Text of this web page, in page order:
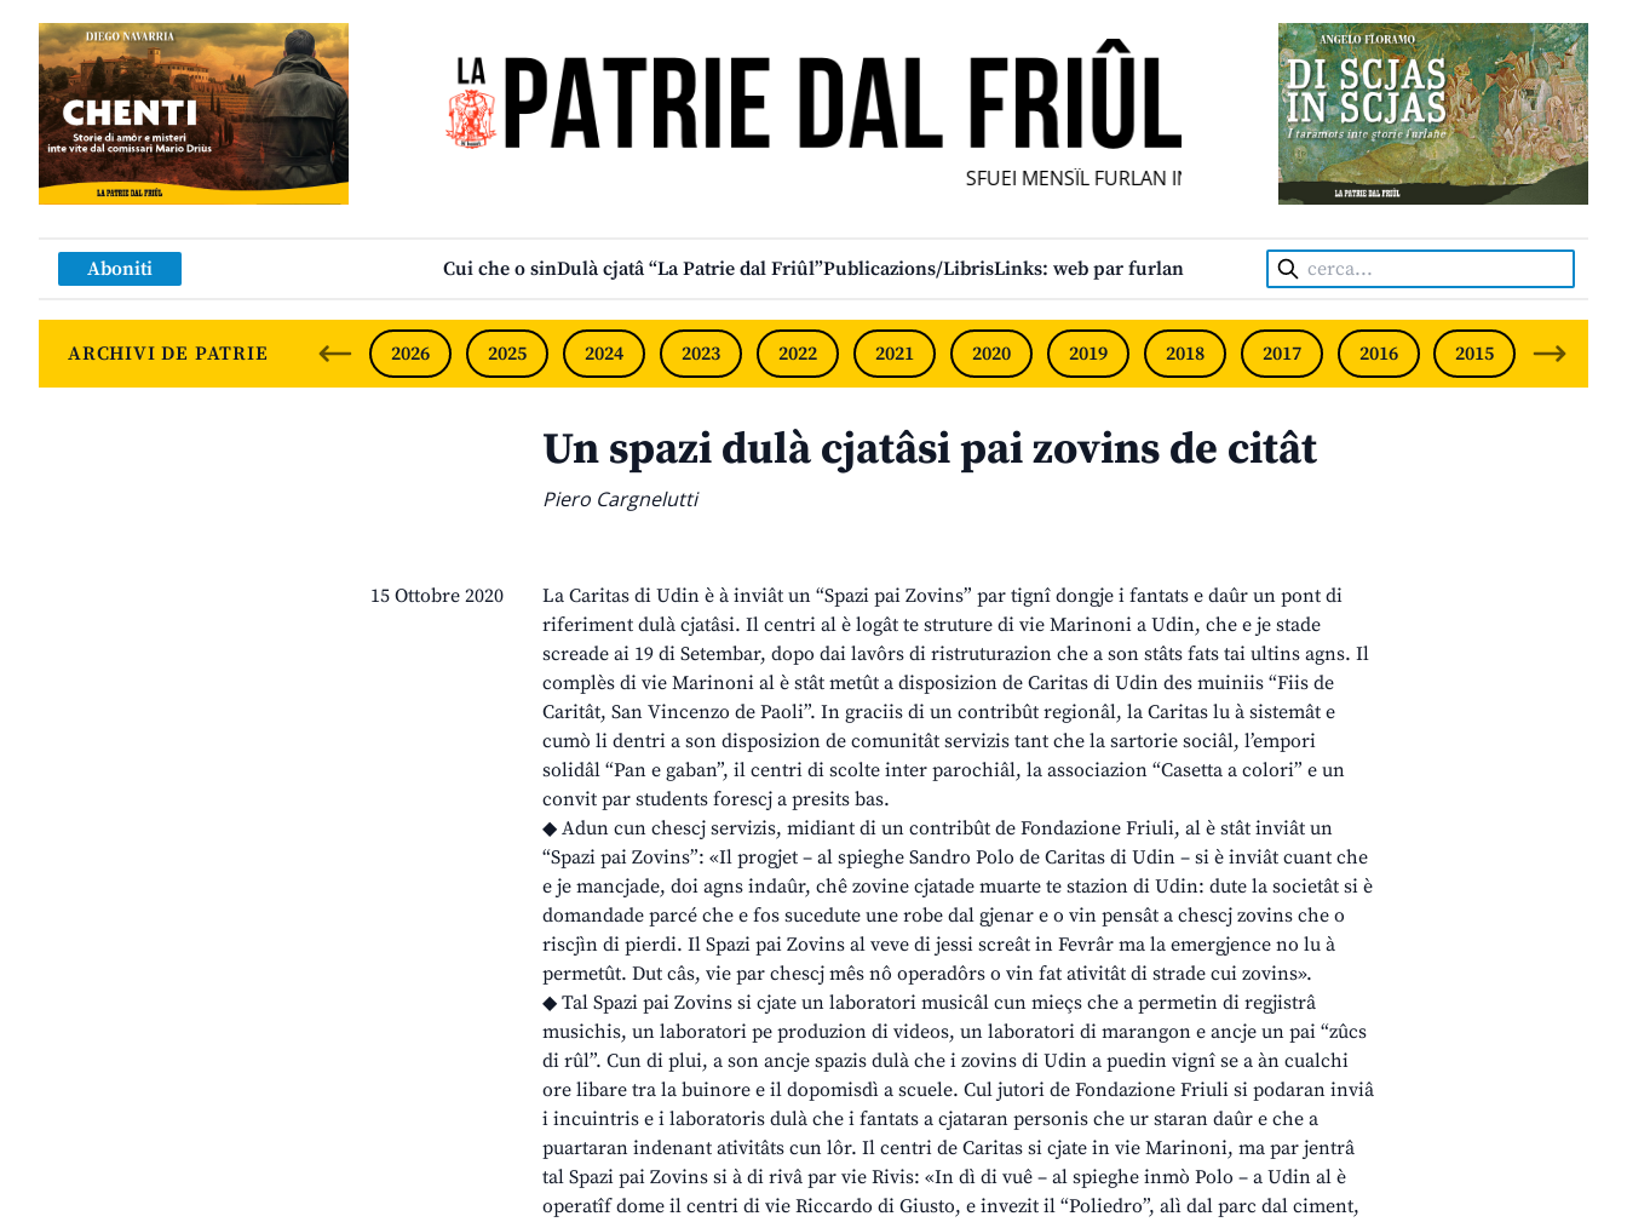
SFUEI MENSÎL FURLAN INDIPENDENT • INDEPENDENT FRIULIAN
Aboniti Cui che o sinDulà cjatâ “La Patrie dal Friûl”Publicazions/LibrisLinks: web par furlan Cerca:
ARCHIVI DE PATRIE 2026 2025 2024 2023 2022 2021 2020 2019 2018 2017 2016 2015 2014
Un spazi dulà cjatâsi pai zovins de citât
Piero Cargnelutti
15 Ottobre 2020
La Caritas di Udin è à inviât un “Spazi pai Zovins” par tignî dongje i fantats e daûr un pont di
riferiment dulà cjatâsi. Il centri al è logât te struture di vie Marinoni a Udin, che e je stade
screade ai 19 di Setembar, dopo dai lavôrs di ristruturazion che a son stâts fats tai ultins agns. Il
complès di vie Marinoni al è stât metût a disposizion de Caritas di Udin des muiniis “Fiis de
Caritât, San Vincenzo de Paoli”. In graciis di un contribût regionâl, la Caritas lu à sistemât e
cumò li dentri a son disposizion de comunitât servizis tant che la sartorie sociâl, l’empori
solidâl “Pan e gaban”, il centri di scolte inter parochiâl, la associazion “Casetta a colori” e un
convit par students forescj a presits bas.
◆ Adun cun chescj servizis, midiant di un contribût de Fondazione Friuli, al è stât inviât un
“Spazi pai Zovins”: «Il progjet – al spieghe Sandro Polo de Caritas di Udin – si è inviât cuant che
e je mancjade, doi agns indaûr, chê zovine cjatade muarte te stazion di Udin: dute la societât si è
domandade parcé che e fos sucedute une robe dal gjenar e o vin pensât a chescj zovins che o
riscjìn di pierdi. Il Spazi pai Zovins al veve di jessi screât in Fevrâr ma la emergjence no lu à
permetût. Dut câs, vie par chescj mês nô operadôrs o vin fat ativitât di strade cui zovins».
◆ Tal Spazi pai Zovins si cjate un laboratori musicâl cun mieçs che a permetin di regjistrâ
musichis, un laboratori pe produzion di videos, un laboratori di marangon e ancje un pai “zûcs
di rûl”. Cun di plui, a son ancje spazis dulà che i zovins di Udin a puedin vignî se a àn cualchi
ore libare tra la buinore e il dopomisdì a scuele. Cul jutori de Fondazione Friuli si podaran inviâ
i incuintris e i laboratoris dulà che i fantats a cjataran personis che ur staran daûr e che a
puartaran indenant ativitâts cun lôr. Il centri de Caritas si cjate in vie Marinoni, ma par jentrâ
tal Spazi pai Zovins si à di rivâ par vie Rivis: «In dì di vuê – al spieghe inmò Polo – a Udin al è
operatîf dome il centri di vie Riccardo di Giusto, e invezit il “Poliedro”, alì dal parc dal ciment,